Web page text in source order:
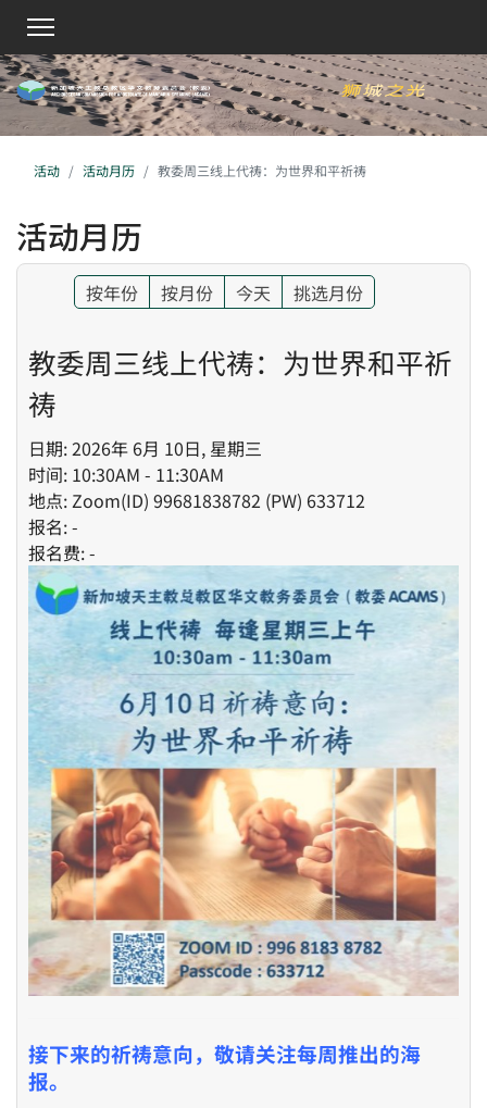
活动 活动月历 教委周三线上代祷：为世界和平祈祷
活动月历
按年份 按月份 今天 挑选月份
教委周三线上代祷：为世界和平祈
祷
日期: 2026年 6月 10日, 星期三
时间: 10:30AM - 11:30AM
地点: Zoom(ID) 99681838782 (PW) 633712
报名: -
报名费: -
接下来的祈祷意向，敬请关注每周推出的海
报。